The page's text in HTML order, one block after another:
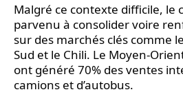
Malgré ce contexte difficile, le
parvenu à consolider voire
sur des marchés clés comme
Sud et le Chili. Le Moyen-
ont généré 70% des ventes
camions et d’autobus.